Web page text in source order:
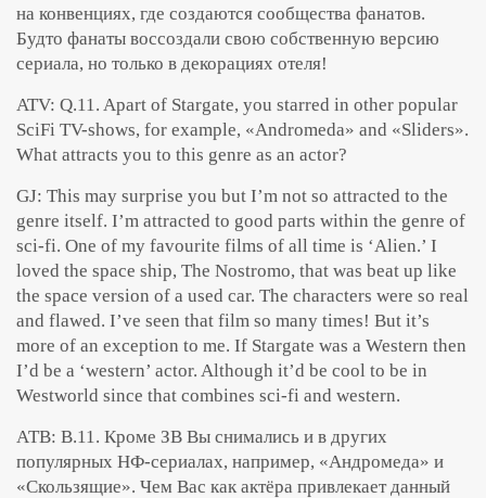
на конвенциях, где создаются сообщества фанатов.
Будто фанаты воссоздали свою собственную версию
сериала, но только в декорациях отеля!
ATV: Q.11. Apart of Stargate, you starred in other popular
SciFi TV-shows, for example, «Andromeda» and «Sliders».
What attracts you to this genre as an actor?
GJ: This may surprise you but I’m not so attracted to the
genre itself. I’m attracted to good parts within the genre of
sci-fi. One of my favourite films of all time is ‘Alien.’ I
loved the space ship, The Nostromo, that was beat up like
the space version of a used car. The characters were so real
and flawed. I’ve seen that film so many times! But it’s
more of an exception to me. If Stargate was a Western then
I’d be a ‘western’ actor. Although it’d be cool to be in
Westworld since that combines sci-fi and western.
АТВ: В.11. Кроме ЗВ Вы снимались и в других
популярных НФ-сериалах, например, «Андромеда» и
«Скользящие». Чем Вас как актёра привлекает данный